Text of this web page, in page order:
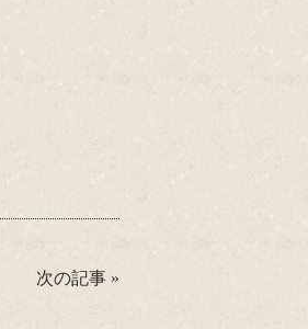
次の記事 »